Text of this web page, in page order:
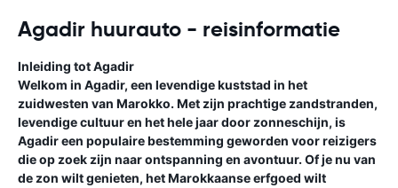
Agadir huurauto - reisinformatie
Inleiding tot Agadir
Welkom in Agadir, een levendige kuststad in het
zuidwesten van Marokko. Met zijn prachtige zandstranden,
levendige cultuur en het hele jaar door zonneschijn, is
Agadir een populaire bestemming geworden voor reizigers
die op zoek zijn naar ontspanning en avontuur. Of je nu van
de zon wilt genieten, het Marokkaanse erfgoed wilt